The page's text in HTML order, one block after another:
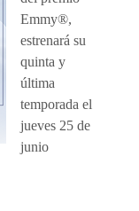
Emmy®,
estrenará su
quinta y
última
temporada el
jueves 25 de
junio